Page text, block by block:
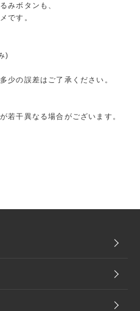
みボタンも、
です。
)
少の誤差はご了承ください。
若干異なる場合がございます。